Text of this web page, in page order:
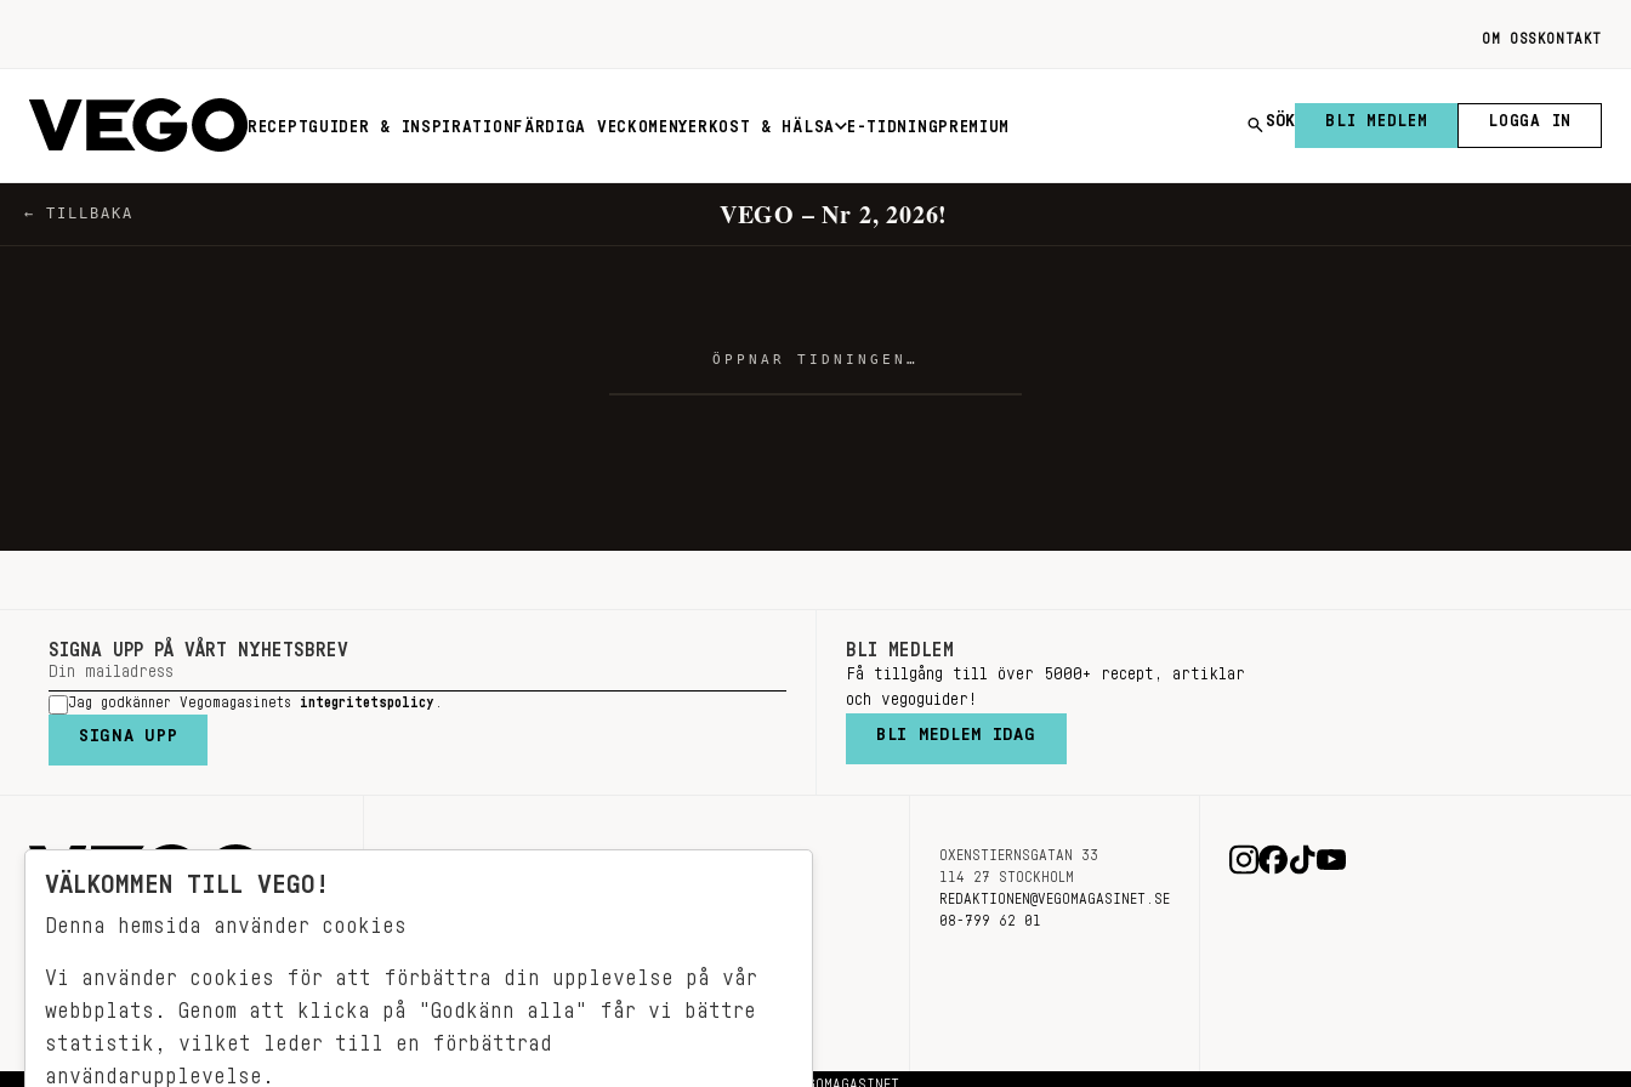
OM OSS KONTAKT
RECEPTGUIDER & INSPIRATION FÄRDIGA VECKOMENYER KOST & HÄLSA E-TIDNING PREMIUM SÖK BLI MEDLEM LOGGA IN
← TILLBAKA VEGO – Nr 2, 2026!
ÖPPNAR TIDNINGEN…
SIGNA UPP PÅ VÅRT NYHETSBREV
Jag godkänner Vegomagasinets integritetspolicy
SIGNA UPP
BLI MEDLEM
Få tillgång till över 5000+ recept, artiklar
och vegoguider!
BLI MEDLEM IDAG
Målet med VEGO är att göra det så
vego. För vegomat är inte krångligt,
det är gjort i ett kick och smakar
fantastiskt.
VECKOMENYER
OXENSTIERNSGATAN 33
114 27 STOCKHOLM
REDAKTIONEN@VEGOMAGASINET.SE
08-799 62 01
VÄLKOMMEN TILL VEGO!
Denna hemsida använder cookies
Vi använder cookies för att förbättra din upplevelse på vår
webbplats. Genom att klicka på "Godkänn alla" får vi bättre
statistik, vilket leder till en förbättrad
användarupplevelse.